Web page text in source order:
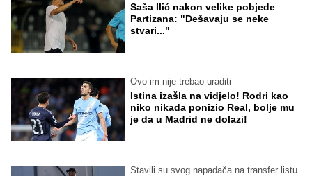
Saša Ilić nakon velike pobjede
Partizana: "Dešavaju se neke
stvari..."
Ovo im nije trebao uraditi
Istina izašla na vidjelo! Rodri kao
niko nikada ponizio Real, bolje mu
je da u Madrid ne dolazi!
Stavili su svog napadača na transfer listu